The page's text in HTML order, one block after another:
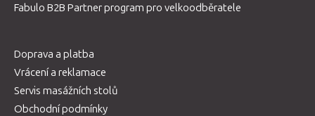
Fabulo B2B Partner program pro velkoodběratele
Doprava a platba
Vrácení a reklamace
Servis masážních stolů
Obchodní podmínky